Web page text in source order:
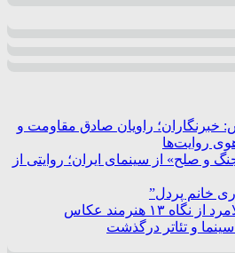
خبرنگاران؛ راویان صادق مقاومت و
روایت‌ها
و صلح» از سینمای ایران؛ روایتی از
خانم پردل”
۱۳ هنرمند عکاس
و تئاتر درگذشت